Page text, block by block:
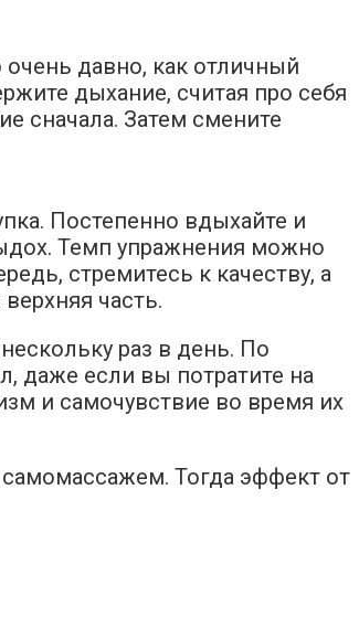
давно, как отличный
дыхание, считая про себя
сначала. Затем смените
Постепенно вдыхайте и
Темп упражнения можно
стремитесь к качеству, а
часть.
раз в день. По
даже если вы потратите на
и самочувствие во время их
Тогда эффект от